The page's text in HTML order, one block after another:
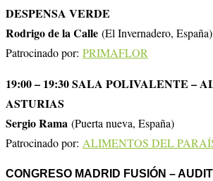
DESPENSA VERDE
Rodrigo de la Calle (El Invernadero, España)
Patrocinado por: PRIMAFLOR
19:00 – 19:30 SALA POLIVALENTE –
ASTURIAS
Sergio Rama (Puerta nueva, España)
Patrocinado por: ALIMENTOS DEL
CONGRESO MADRID FUSIÓN –